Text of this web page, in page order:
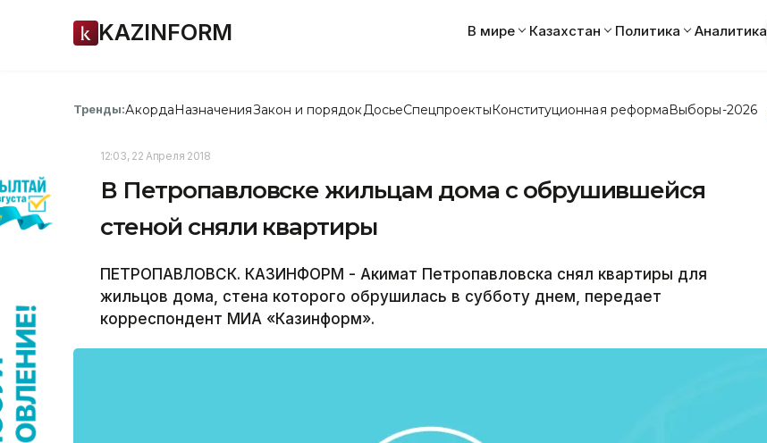
KAZINFORM В мире Казахстан Политика Аналитика
Тренды:АкордаНазначенияЗакон и порядок ДосьеСпецпроектыКонституционная реформаВыборы-2026
12:03, 22 Апреля 2018
В Петропавловске жильцам дома с обрушившейся
стеной сняли квартиры
ПЕТРОПАВЛОВСК. КАЗИНФОРМ - Акимат Петропавловска снял квартиры для
жильцов дома, стена которого обрушилась в субботу днем, передает
корреспондент МИА «Казинформ».